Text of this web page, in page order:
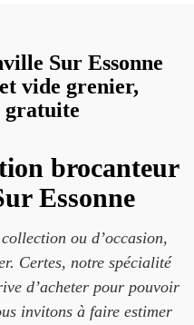
Sur Essonne
vide grenier,
gratuite
brocanteur
Essonne
ou d’occasion,
Certes, notre spécialité
d’acheter pour pouvoir
invitons à faire estimer